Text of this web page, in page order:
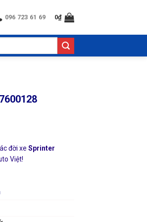
096 723 61 69 0₫
đời xe Sprinter
Việt!